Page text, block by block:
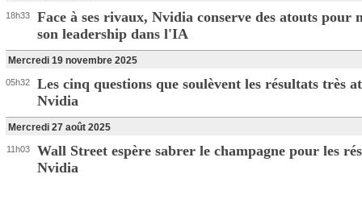
18h33
Face à ses rivaux, Nvidia conserve des atouts pour
son leadership dans l'IA
Mercredi 19 novembre 2025
05h32
Les cinq questions que soulèvent les résultats très
Nvidia
Mercredi 27 août 2025
11h03
Wall Street espère sabrer le champagne pour les
Nvidia